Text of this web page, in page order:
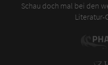
Schau doch mal bei den
Literatur-